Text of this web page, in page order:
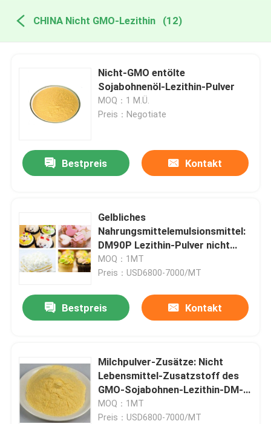
CHINA Nicht GMO-Lezithin (12)
Nicht-GMO entölte
Sojabohnenöl-Lezithin-Pulver
MOQ：1 M.Ü.
Preis：Negotiate
Bestpreis Kontakt
Gelbliches
Nahrungsmittelemulsionsmittel:
DM90P Lezithin-Pulver nicht
GMO
MOQ：1MT
Preis：USD6800-7000/MT
Bestpreis Kontakt
Milchpulver-Zusätze: Nicht
Lebensmittel-Zusatzstoff des
GMO-Sojabohnen-Lezithin-DM-
90P
MOQ：1MT
Preis：USD6800-7000/MT